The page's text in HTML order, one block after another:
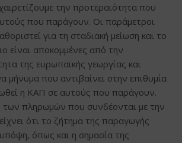
την προτεραιότητα που
που παράγουν. Οι παράμετροι
για τη σταδιακή μείωση και το
είναι αποκομμένες από την
της ευρωπαϊκής γεωργίας και
μήνυμα που αντιβαίνει στην επιθυμία
η ΚΑΠ σε αυτούς που παράγουν.
πληρωμών που συνδέονται με την
ότι το ζήτημα της παραγωγής
όπως και η σημασία της